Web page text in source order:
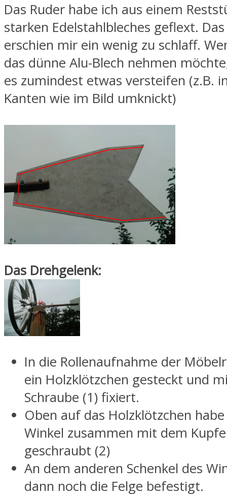
Das Ruder habe ich aus einem
starken Edelstahlbleches geflext.
erschien mir ein wenig zu schlaff.
das dünne Alu-Blech nehmen
es zumindest etwas versteifen (z.B.
Kanten wie im Bild umknickt)
Das Drehgelenk:
In die Rollenaufnahme der
ein Holzklötzchen gesteckt und
Schraube (1) fixiert.
Oben auf das Holzklötzchen
Winkel zusammen mit dem
geschraubt (2)
An dem anderen Schenkel des
dann noch die Felge befestigt.